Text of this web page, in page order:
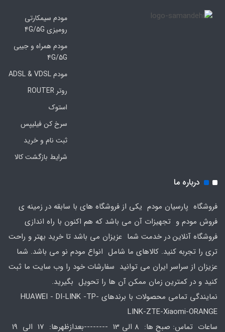
مودم سیمکارتی
رومیزی 4G/5G
مودم همراه و جیبی
4G/5G
مودم ADSL & VDSL
روتر ROUTER
استوک
سرخ کن فیلیپس
ثبت نام و خرید
شرایط بازگشت کالا
درباره ما
فروشگاه پارسیان مودم یکی از فروشگاه های با سابقه در زمینه ی
فروش مودم و تجهیزات آن می باشد که هم اکنون با راه اندازی
فروشگاه آنلاین در خدمت شما عزیزان می باشد تا خرید بهتر و راحت
تری را تجربه کنید. کالاهای ما شامل انواع مودم نو می باشد. شما
عزیزان از سراسر ایران می توانید سفارشات خود را وب سایت ما ثبت
کنید و در کمترین زمان ممکن آن ها را تحویل بگیرید.
نمایندگی تمامی محصولات با برندهای HUAWEI - DI-LINK -TP-
LINK-ZTE-Xiaomi-ORANGE
ساعات تماس: صبح ها: 8 الی 13 --------بعدازظهرها: 17 الی 19